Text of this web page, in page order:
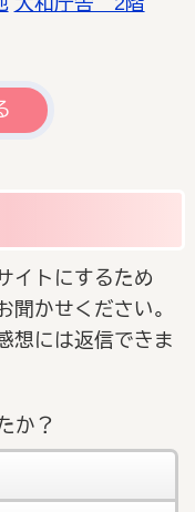
イトにするため
聞かせください。
想には返信できま
か？